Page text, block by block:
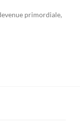
primordiale,